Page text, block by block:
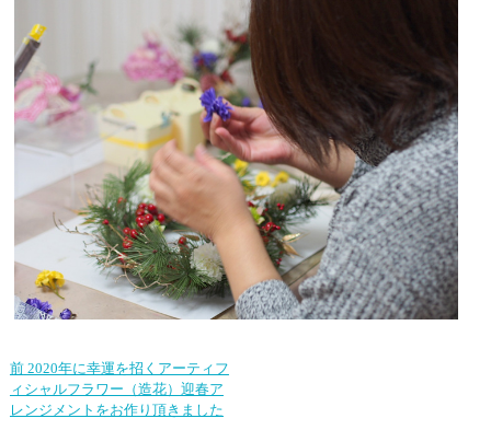
前 2020年に幸運を招くアーティフ
ィシャルフラワー（造花）迎春ア
レンジメントをお作り頂きました